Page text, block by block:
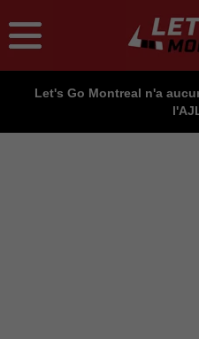
Let's Go Montreal n'a